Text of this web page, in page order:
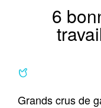
6
Grands crus de